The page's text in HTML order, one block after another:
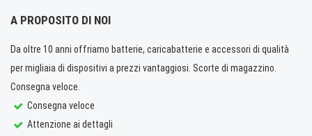
A PROPOSITO DI NOI
Da oltre 10 anni offriamo batterie, caricabatterie e accessori di qualità
per migliaia di dispositivi a prezzi vantaggiosi. Scorte di magazzino.
Consegna veloce.
Consegna veloce
Attenzione ai dettagli